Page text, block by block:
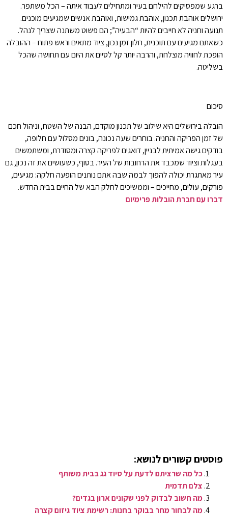
ברגע שמפסיקים להילחם בעיר ומתחילים לעבוד איתה – הכל משתפר.
ירושלים אוהבת תכנון, אוהבת גמישות, ואוהבת אנשים שמגיעים מוכנים.
תנועה וחניה לא חייבים להיות “הבעיה”; הם פשוט משתנה שצריך לנהל.
כשאתם מגיעים עם תוכנית, חלון זמן נכון, ציוד מתאים וראש פתוח – ההובלה
הופכת לחוויה מוצלחת, והרבה יותר קל לסיים את היום עם תחושה שהכל
בשליטה.
סיכום
הובלה בירושלים היא שילוב של תכנון מוקדם, הבנה של השטח, וניהול חכם
של זמן הפריקה והחניה. בוחרים שעה נכונה, בונים מסלול עם חלופה,
בודקים גישה אמיתית לבניין, דואגים לפריקה קצרה ומסודרת, ומשתמשים
בעגלות וציוד שמכבד את הרחובות של העיר. בסוף, כשעושים את זה נכון, גם
עיר מאתגרת יכולה להפוך לבמה שבה אתם נותנים הופעה חלקה: מגיעים,
פורקים, עולים, מחייכים – וממשיכים לחלק הבא של החיים בבית החדש.
דברו עם חברת הובלות פרימיום
פוסטים קשורים לנושא:
כל מה שרציתם לדעת על סיוד גג בבית משותף
צלם תדמית
מה חשוב לבדוק לפני שקונים ארון בגדים?
מה לבחור מחר בבוקר בחנות: רשימת ציוד גיזום קצרה